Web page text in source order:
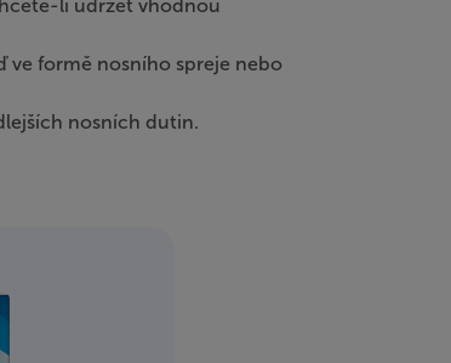
li udržet vhodnou
formě nosního spreje nebo
nosních dutin.